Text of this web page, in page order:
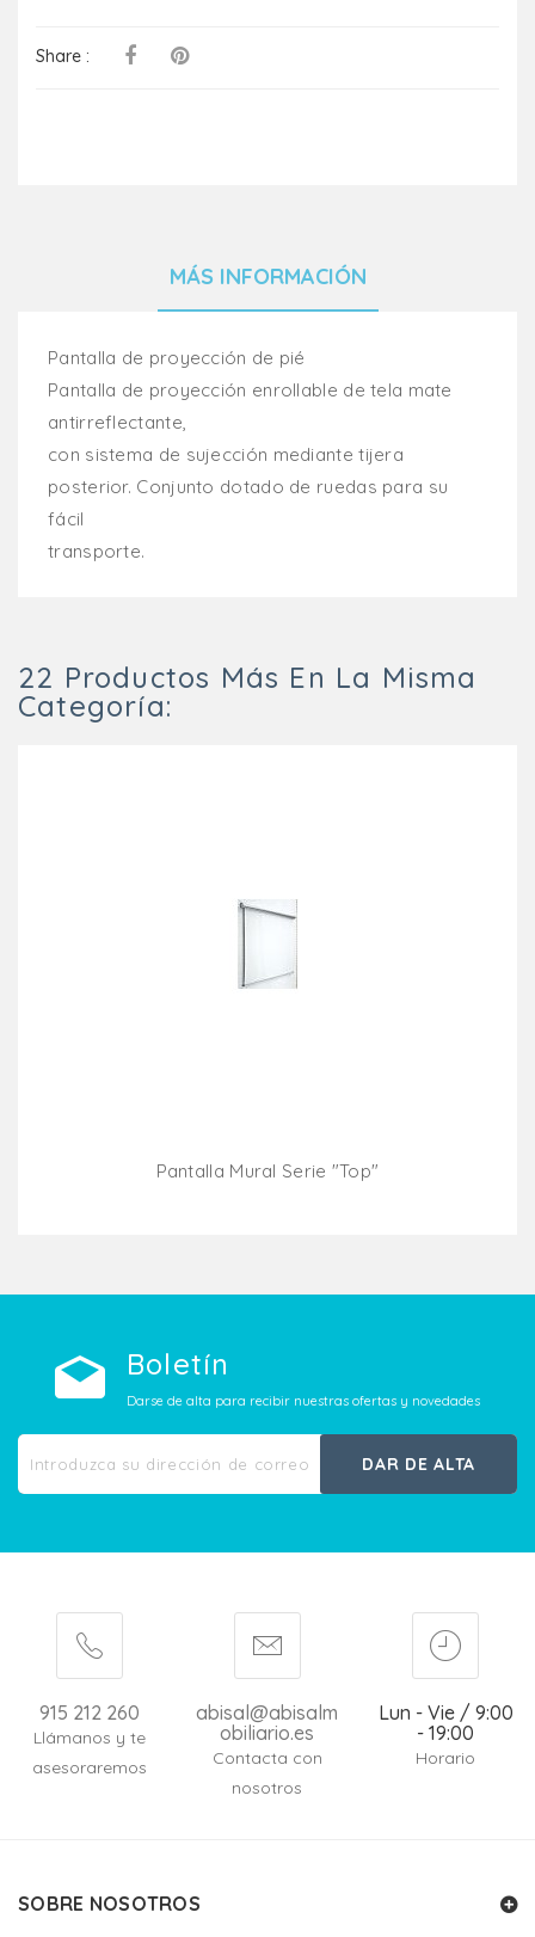
Share :
MÁS INFORMACIÓN
Pantalla de proyección de pié
Pantalla de proyección enrollable de tela mate
antirreflectante,
con sistema de sujección mediante tijera
posterior. Conjunto dotado de ruedas para su
fácil
transporte.
22 Productos Más En La Misma
Categoría:
Pantalla Mural Serie "top"
Boletín
Darse de alta para recibir nuestras ofertas y novedades
DAR DE ALTA
915 212 260
Llámanos y te
asesoraremos
abisal@abisalm
obiliario.es
Contacta con
nosotros
Lun - Vie / 9:00
- 19:00
Horario
SOBRE NOSOTROS